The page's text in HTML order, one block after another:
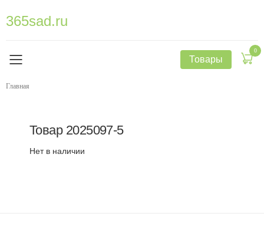
365sad.ru
Товары
0
Главная
Товар 2025097-5
Нет в наличии